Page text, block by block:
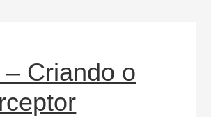
– Criando o